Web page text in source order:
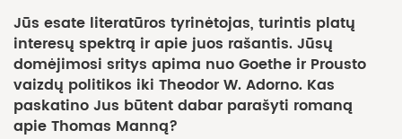
Jūs esate literatūros tyrinėtojas, turintis platų
interesų spektrą ir apie juos rašantis. Jūsų
domėjimosi sritys apima nuo Goethe ir Prousto
vaizdų politikos iki Theodor W. Adorno. Kas
paskatino Jus būtent dabar parašyti romaną
apie Thomas Manną?